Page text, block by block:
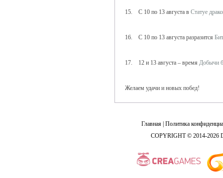
15. С 10 по 13 августа в Статуе
16. С 10 по 13 августа разразится
17. 12 и 13 августа – время Добычи
Желаем удачи и новых побед!
Главная Политика
COPYRIGHT © 2014-2026